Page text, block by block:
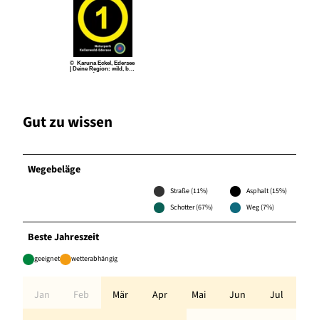
© Karuna Eckel, Edersee
| Deine Region: wild, bun
t, gesund.
Gut zu wissen
Wegebeläge
Straße (11%)
Asphalt (15%)
Schotter (67%)
Weg (7%)
Beste Jahreszeit
geeignet wetterabhängig
Jan Feb Mär Apr Mai Jun Jul